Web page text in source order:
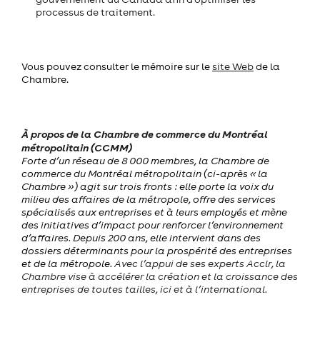
processus de traitement.
Vous pouvez consulter le mémoire sur lesite Webde la
Chambre.
À propos de la Chambre de commerce du Montréal
métropolitain (CCMM)
Forte d’un réseau de 8 000 membres, la Chambre de
commerce du Montréal métropolitain (ci-après « la
Chambre ») agit sur trois fronts : elle porte la voix du
milieu des affaires de la métropole, offre des services
spécialisés aux entreprises et à leurs employés et mène
des initiatives d’impact pour renforcer l’environnement
d’affaires. Depuis 200 ans, elle intervient dans des
dossiers déterminants pour la prospérité des entreprises
et de la métropole. Avec l’appui de ses experts Acclr, la
Chambre vise à accélérer la création et la croissance des
entreprises de toutes tailles, ici et à l’international.